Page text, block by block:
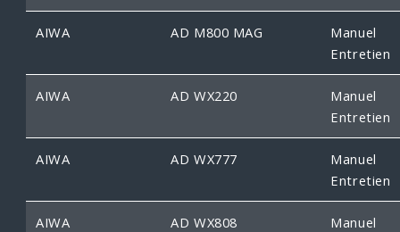
AIWA AD M800 MAG
Manuel
Entretien
AIWA AD WX220
Manuel
Entretien
AIWA AD WX777
Manuel
Entretien
AIWA AD WX808
Manuel